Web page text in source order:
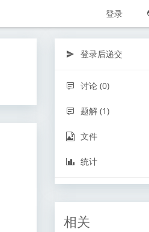
登录
登录后递交
讨论 (0)
题解 (1)
文件
统计
相关